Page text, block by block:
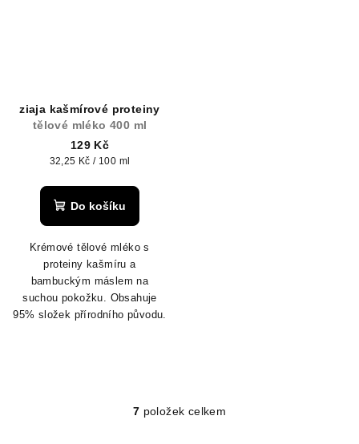
ziaja kašmírové proteiny
tělové mléko 400 ml
129 Kč
Měrná
32,25 Kč / 100 ml
Do košíku
Krémové tělové mléko s
proteiny kašmíru a
bambuckým máslem na
suchou pokožku. Obsahuje
95% složek přírodního původu.
O
7 položek celkem